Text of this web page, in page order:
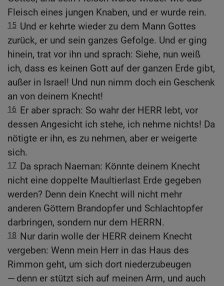
Fleisch eines jungen Knaben, und er wurde rein.
15 Und er kehrte wieder zu dem Mann Gottes
zurück, er und sein ganzes Gefolge. Und er ging
hinein, trat vor ihn und sprach: Siehe, nun weiß
ich, dass es keinen Gott auf der ganzen Erde gibt,
außer in Israel! Und nun nimm doch ein Geschenk
an von deinem Knecht!
16 Er aber sprach: So wahr der HERR lebt, vor
dessen Angesicht ich stehe, ich nehme nichts! Da
nötigte er ihn, es zu nehmen, aber er weigerte
sich.
17 Da sprach Naeman: Könnte deinem Knecht
nicht eine doppelte Maultierlast Erde gegeben
werden? Denn dein Knecht will nicht mehr
anderen Göttern Brandopfer und Schlachtopfer
darbringen, sondern nur dem HERRN.
18 Nur darin wolle der HERR deinem Knecht
vergeben: Wenn mein Herr in das Haus des
Rimmon geht, um sich dort niederzubeugen
— denn er stützt sich auf meinen Arm, und auch